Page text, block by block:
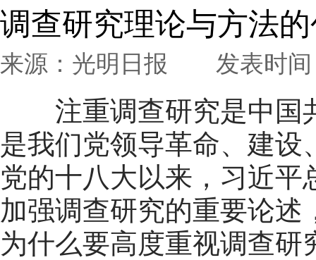
调查研究理论与方法
来源：光明日报 发表时
注重调查研究是中国
是我们党领导革命、建
党的十八大以来，习近
加强调查研究的重要论
为什么要高度重视调查